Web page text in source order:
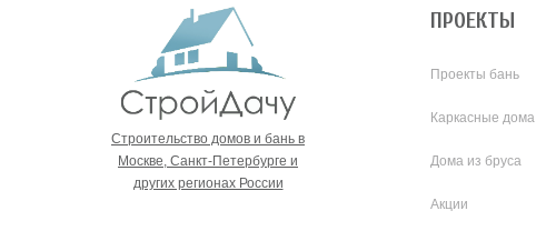
Строительство домов и бань в
Москве, Санкт-Петербурге и
других регионах России
ПРОЕКТЫ
Проекты бань
Каркасные дома
Дома из бруса
Акции